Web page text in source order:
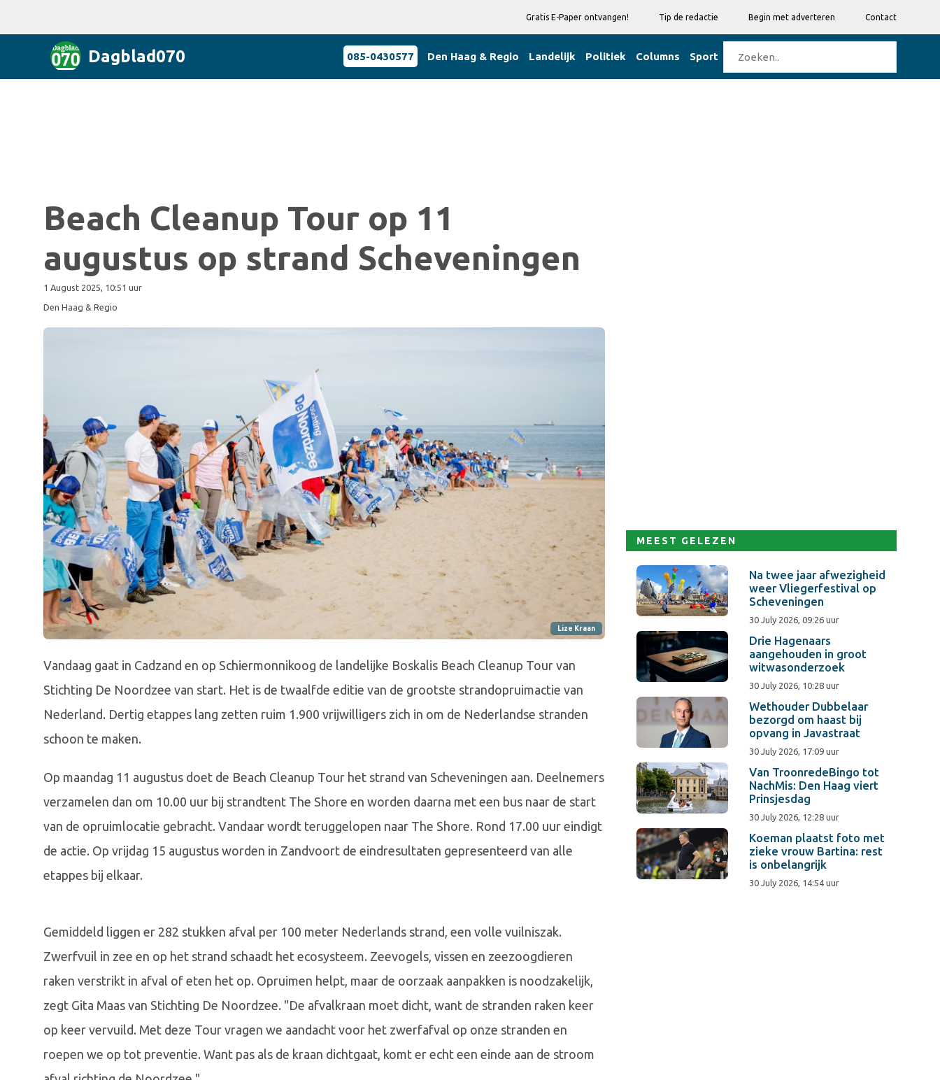
Gratis E-Paper ontvangen! Tip de redactie Begin met adverteren Contact
Dagblad070 085-0430577 Den Haag & Regio Landelijk Politiek Columns Sport
Beach Cleanup Tour op 11
augustus op strand Scheveningen
1 August 2025, 10:51 uur
Den Haag & Regio
Lize Kraan
Vandaag gaat in Cadzand en op Schiermonnikoog de landelijke Boskalis Beach Cleanup Tour van
Stichting De Noordzee van start. Het is de twaalfde editie van de grootste strandopruimactie van
Nederland. Dertig etappes lang zetten ruim 1.900 vrijwilligers zich in om de Nederlandse stranden
schoon te maken.
Op maandag 11 augustus doet de Beach Cleanup Tour het strand van Scheveningen aan. Deelnemers
verzamelen dan om 10.00 uur bij strandtent The Shore en worden daarna met een bus naar de start
van de opruimlocatie gebracht. Vandaar wordt teruggelopen naar The Shore. Rond 17.00 uur eindigt
de actie. Op vrijdag 15 augustus worden in Zandvoort de eindresultaten gepresenteerd van alle
etappes bij elkaar.
Gemiddeld liggen er 282 stukken afval per 100 meter Nederlands strand, een volle vuilniszak.
Zwerfvuil in zee en op het strand schaadt het ecosysteem. Zeevogels, vissen en zeezoogdieren
raken verstrikt in afval of eten het op. Opruimen helpt, maar de oorzaak aanpakken is noodzakelijk,
zegt Gita Maas van Stichting De Noordzee. "De afvalkraan moet dicht, want de stranden raken keer
op keer vervuild. Met deze Tour vragen we aandacht voor het zwerfafval op onze stranden en
roepen we op tot preventie. Want pas als de kraan dichtgaat, komt er echt een einde aan de stroom
MEEST GELEZEN
Na twee jaar afwezigheid
weer Vliegerfestival op
Scheveningen
30 July 2026, 09:26 uur
Drie Hagenaars
aangehouden in groot
witwasonderzoek
30 July 2026, 10:28 uur
Wethouder Dubbelaar
bezorgd om haast bij
opvang in Javastraat
30 July 2026, 17:09 uur
Van TroonredeBingo tot
NachMis: Den Haag viert
Prinsjesdag
30 July 2026, 12:28 uur
Koeman plaatst foto met
zieke vrouw Bartina: rest
is onbelangrijk
30 July 2026, 14:54 uur